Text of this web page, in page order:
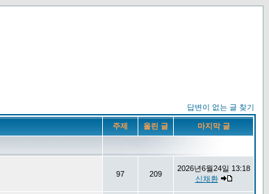
답변이 없는 글 찾기
주제 올린 글 마지막 글
97 209
2026년6월24일 13:18
신채환